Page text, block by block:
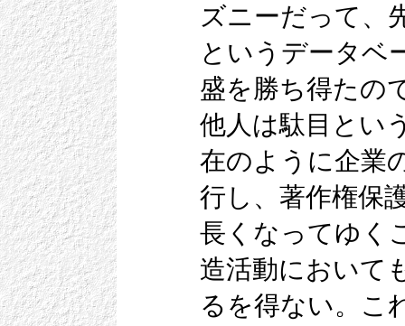
ズニーだって、
というデータベ
盛を勝ち得たの
他人は駄目とい
在のように企業
行し、著作権保
長くなってゆく
造活動において
るを得ない。こ